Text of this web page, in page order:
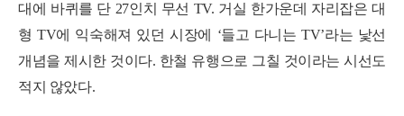
대에 바퀴를 단 27인치 무선 TV. 거실 한가운데 자리잡은 대
형 TV에 익숙해져 있던 시장에 ‘들고 다니는 TV’라는 낯선
개념을 제시한 것이다. 한철 유행으로 그칠 것이라는 시선도
적지 않았다.